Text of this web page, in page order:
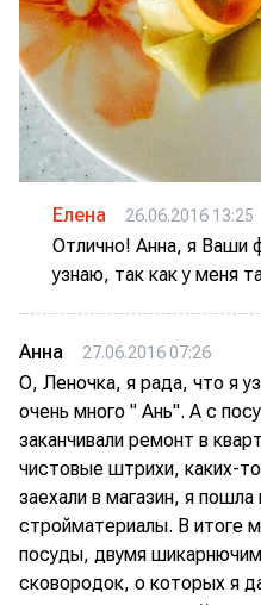
Елена 26.06.2016 13:25
Отлично! Анна, я Ваши
узнаю, так как у меня
Анна 27.06.2016 07:26
О, Леночка, я рада, что я
очень много " Ань". А с
заканчивали ремонт в
чистовые штрихи, каких-
заехали в магазин, я
стройматериалы. В итоге
посуды, двумя
сковородок, о которых я